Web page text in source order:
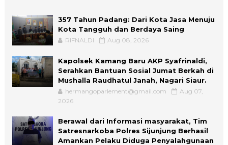
357 Tahun Padang: Dari Kota Jasa Menuju
Kota Tangguh dan Berdaya Saing
RIFNALDI Aug 08, 2026
Kapolsek Kamang Baru AKP Syafrinaldi,
Serahkan Bantuan Sosial Jumat Berkah di
Mushalla Raudhatul Janah, Nagari Siaur.
hermangoparlement@gmail.com
Aug 07,
2026
Berawal dari Informasi masyarakat, Tim
Satresnarkoba Polres Sijunjung Berhasil
Amankan Pelaku Diduga Penyalahgunaan